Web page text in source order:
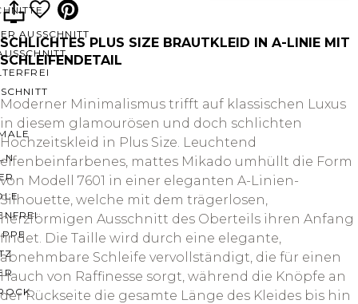
AUSSCHNITT
SCHLICHTES PLUS SIZE BRAUTKLEID IN A-LINIE MIT
SCHLEIFENDETAIL
Moderner Minimalismus trifft auf klassischen Luxus
in diesem glamourösen und doch schlichten
Hochzeitskleid in Plus Size. Leuchtend
elfenbeinfarbenes, mattes Mikado umhüllt die Form
von Modell 7601 in einer eleganten A-Linien-
Silhouette, welche mit dem trägerlosen,
herzförmigen Ausschnitt des Oberteils ihren Anfang
findet. Die Taille wird durch eine elegante,
abnehmbare Schleife vervollständigt, die für einen
Hauch von Raffinesse sorgt, während die Knöpfe an
der Rückseite die gesamte Länge des Kleides bis hin